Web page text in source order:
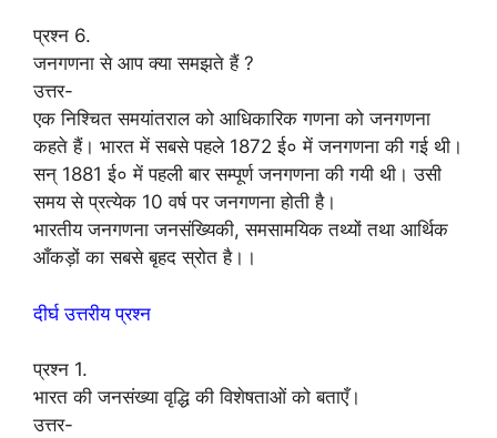
प्रश्न 6.
जनगणना से आप क्या समझते हैं ?
उत्तर-
एक निश्चित समयांतराल को आधिकारिक गणना को जनगणना
कहते हैं। भारत में सबसे पहले 1872 ई० में जनगणना की गई थी।
सन् 1881 ई० में पहली बार सम्पूर्ण जनगणना की गयी थी। उसी
समय से प्रत्येक 10 वर्ष पर जनगणना होती है।
भारतीय जनगणना जनसंख्यिकी, समसामयिक तथ्यों तथा आर्थिक
आँकड़ों का सबसे बृहद स्रोत है।।
दीर्घ उत्तरीय प्रश्न
प्रश्न 1.
भारत की जनसंख्या वृद्धि की विशेषताओं को बताएँ।
उत्तर-